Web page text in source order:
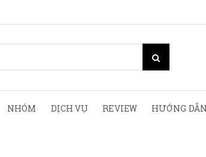
NHÓM DỊCH VỤ REVIEW HƯỚNG